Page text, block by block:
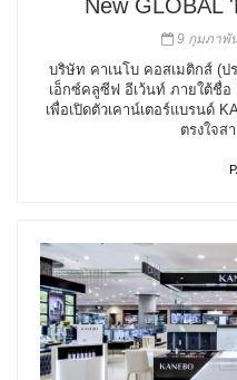
New GLOBAL
9 กุมภาพัน
บริษัท คาเนโบ คอสเมติกส์ (ป
เอ็กซ์คลูซีฟ อีเว้นท์ ภายใต้ชื่อ
เพื่อเปิดตัวเคาน์เตอร์แบรนด์
ตรงใจส